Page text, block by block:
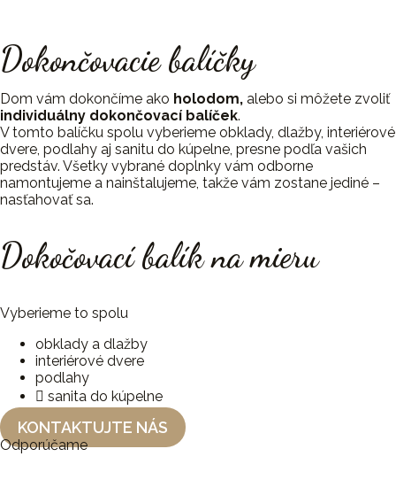
Dokončovacie balíčky
Dom vám dokončíme ako holodom, alebo si môžete zvoliť
individuálny dokončovací balíček.
V tomto balíčku spolu vyberieme obklady, dlažby, interiérové
dvere, podlahy aj sanitu do kúpelne, presne podľa vašich
predstáv. Všetky vybrané doplnky vám odborne
namontujeme a nainštalujeme, takže vám zostane jediné –
nasťahovať sa.
Dokočovací balík na mieru
Vyberieme to spolu
obklady a dlažby
interiérové dvere
podlahy
sanita do kúpelne
KONTAKTUJTE NÁS
Odporúčame